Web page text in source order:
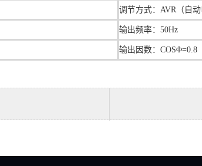
调节方式：AVR（自动
输出频率：50Hz
输出因数：COSΦ=0.8